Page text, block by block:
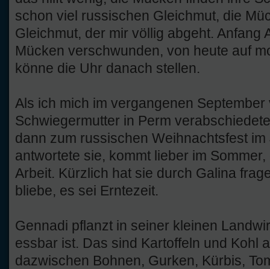
schon viel russischen Gleichmut, die
Gleichmut, der mir völlig abgeht. Anfang
Mücken verschwunden, von heute auf
könne die Uhr danach stellen.
Als ich mich im vergangenen September
Schwiegermutter in Perm
dann zum russischen Weihnachtsfest
antwortete sie, kommt lieber im
Arbeit. Kürzlich hat sie durch Galina
bliebe, es sei Erntezeit.
Gennadi pflanzt in seiner kleinen
essbar ist. Das sind Kartoffeln und Kohl
dazwischen Bohnen, Gurken, Kürbis,